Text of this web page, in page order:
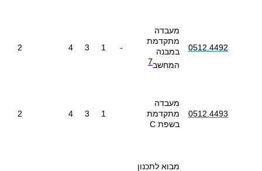
0512.4492
מעבדה
מתקדמת
במבנה
המחשב7
-
1
3
4
2
0512.4493
מעבדה
מתקדמת
בשפת C
1
3
4
2
מבוא לתכנון